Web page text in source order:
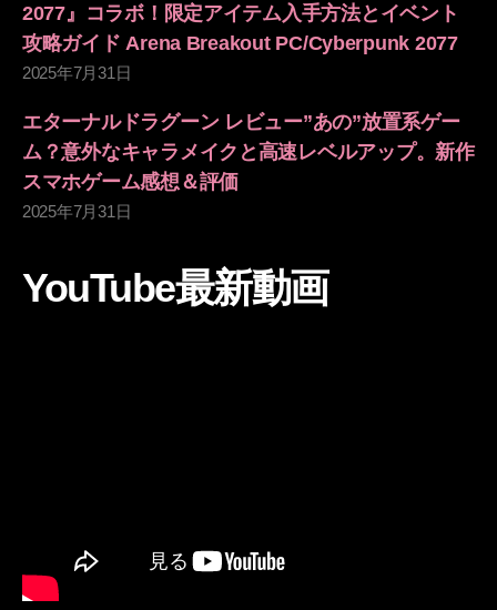
2077』コラボ！限定アイテム入手方法とイベント
攻略ガイド Arena Breakout PC/Cyberpunk 2077
2025年7月31日
エターナルドラグーン レビュー”あの”放置系ゲー
ム？意外なキャラメイクと高速レベルアップ。新作
スマホゲーム感想＆評価
2025年7月31日
YouTube最新動画